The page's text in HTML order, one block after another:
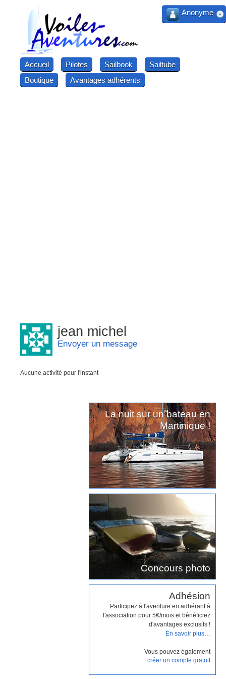
Accueil Pilotes Sailbook
Sailtube
Boutique
Avantages adhérents
jean michel
Envoyer un message
Aucune activité pour l'instant
La nuit sur un bateau en
Martinique !
Concours photo
Adhésion
Participez à l'aventure en adhérant à
l'association pour 5€/mois et bénéficiez
d'avantages exclusifs !
En savoir plus…
Vous pouvez également
créer un compte gratuit
Anonyme